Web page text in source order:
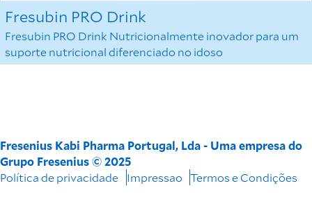
Fresubin PRO Drink
Fresubin PRO Drink Nutricionalmente inovador para um
suporte nutricional diferenciado no idoso
Fresenius Kabi Pharma Portugal, Lda - Uma empresa do
Grupo Fresenius © 2025
Política de privacidade
Impressao Termos e Condições